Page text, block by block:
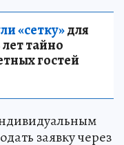
«сетку»для
тайно
гостей
заявку через